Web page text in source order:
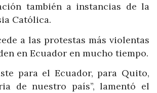
también a instancias de la
Católica.
a las protestas más violentas
en Ecuador en mucho tiempo.
para el Ecuador, para Quito,
de nuestro país”, lamentó el